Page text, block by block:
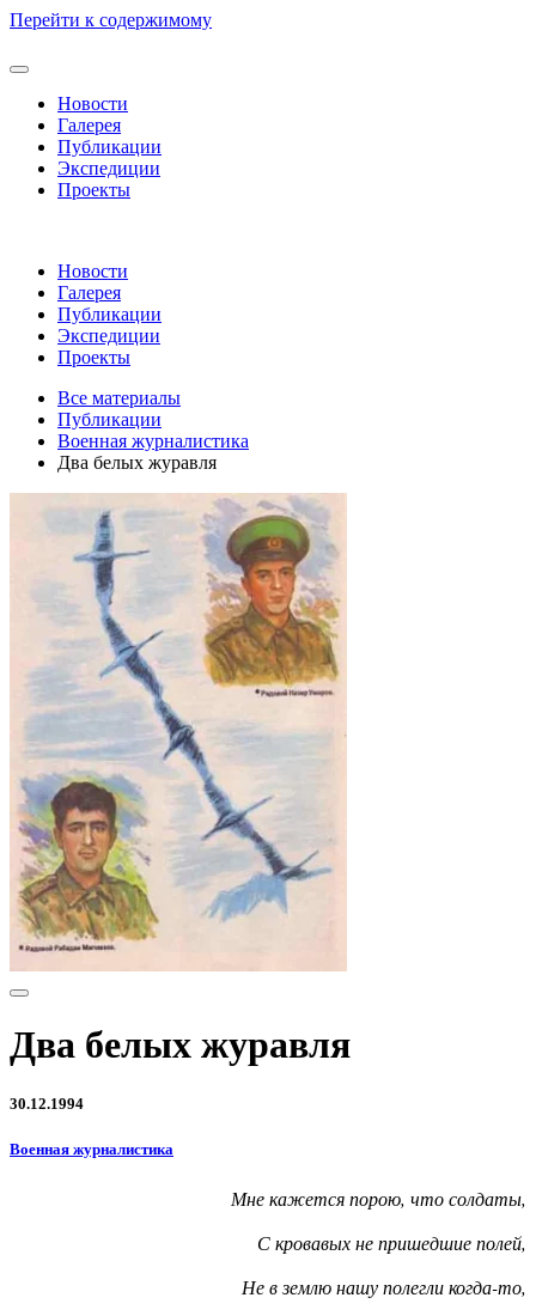
Перейти к содержимому
Новости
Галерея
Публикации
Экспедиции
Проекты
Новости
Галерея
Публикации
Экспедиции
Проекты
Все материалы
Публикации
Военная журналистика
Два белых журавля
Два белых журавля
30.12.1994
Военная журналистика
Мне кажется порою, что солдаты,
С кровавых не пришедшие полей,
Не в землю нашу полегли когда-то,